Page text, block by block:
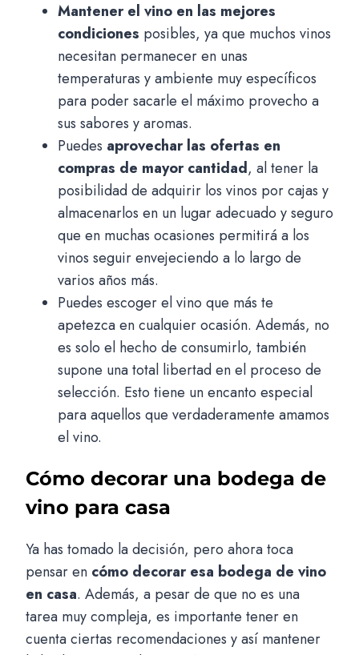
Mantener el vino en las mejores
condiciones posibles, ya que muchos vinos
necesitan permanecer en unas
temperaturas y ambiente muy específicos
para poder sacarle el máximo provecho a
sus sabores y aromas.
Puedes aprovechar las ofertas en
compras de mayor cantidad, al tener la
posibilidad de adquirir los vinos por cajas y
almacenarlos en un lugar adecuado y seguro
que en muchas ocasiones permitirá a los
vinos seguir envejeciendo a lo largo de
varios años más.
Puedes escoger el vino que más te
apetezca en cualquier ocasión. Además, no
es solo el hecho de consumirlo, también
supone una total libertad en el proceso de
selección. Esto tiene un encanto especial
para aquellos que verdaderamente amamos
el vino.
Cómo decorar una bodega de
vino para casa
Ya has tomado la decisión, pero ahora toca
pensar en cómo decorar esa bodega de vino
en casa. Además, a pesar de que no es una
tarea muy compleja, es importante tener en
cuenta ciertas recomendaciones y así mantener